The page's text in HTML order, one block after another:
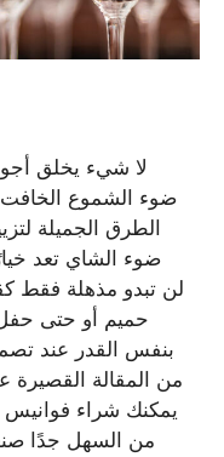
لا شيء يخلق
ضوء الشموع
الطرق الجميلة
ضوء الشاي تعد
لن تبدو مذهلة فقط
حميم أو حتى
بنفس القدر عند
من المقالة
يمكنك شراء فوانيس
من السهل جدًا